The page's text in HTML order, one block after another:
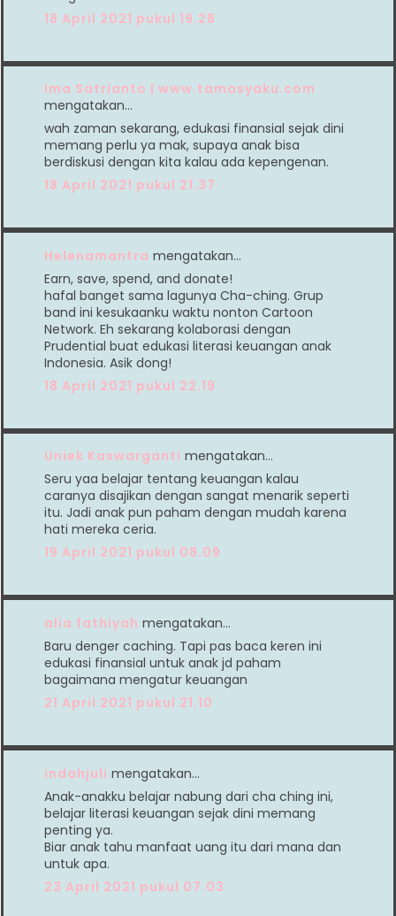
18 April 2021 pukul 19.28
Ima Satrianto | www.tamasyaku.com
mengatakan…
wah zaman sekarang, edukasi finansial sejak dini
memang perlu ya mak, supaya anak bisa
berdiskusi dengan kita kalau ada kepengenan.
18 April 2021 pukul 21.37
Helenamantra mengatakan…
Earn, save, spend, and donate!
hafal banget sama lagunya Cha-ching. Grup
band ini kesukaanku waktu nonton Cartoon
Network. Eh sekarang kolaborasi dengan
Prudential buat edukasi literasi keuangan anak
Indonesia. Asik dong!
18 April 2021 pukul 22.19
Uniek Kaswarganti mengatakan…
Seru yaa belajar tentang keuangan kalau
caranya disajikan dengan sangat menarik seperti
itu. Jadi anak pun paham dengan mudah karena
hati mereka ceria.
19 April 2021 pukul 08.09
alia fathiyah mengatakan…
Baru denger caching. Tapi pas baca keren ini
edukasi finansial untuk anak jd paham
bagaimana mengatur keuangan
21 April 2021 pukul 21.10
indahjuli mengatakan…
Anak-anakku belajar nabung dari cha ching ini,
belajar literasi keuangan sejak dini memang
penting ya.
Biar anak tahu manfaat uang itu dari mana dan
untuk apa.
23 April 2021 pukul 07.03